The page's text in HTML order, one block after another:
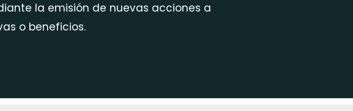
la emisión de nuevas acciones a
o beneficios.